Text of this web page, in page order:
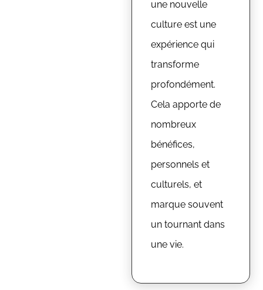
une nouvelle
culture est une
expérience qui
transforme
profondément.
Cela apporte de
nombreux
bénéfices,
personnels et
culturels, et
marque souvent
un tournant dans
une vie.